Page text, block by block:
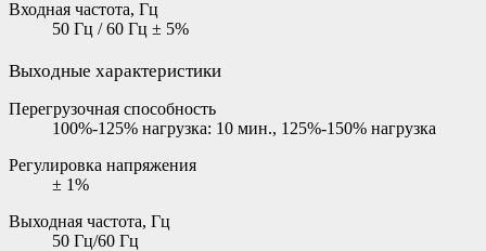
Входная частота, Гц
50 Гц / 60 Гц ± 5%
Выходные характеристики
Перегрузочная способность
100%-125% нагрузка: 10 мин., 125%-150% нагрузка
Регулировка напряжения
± 1%
Выходная частота, Гц
50 Гц/60 Гц